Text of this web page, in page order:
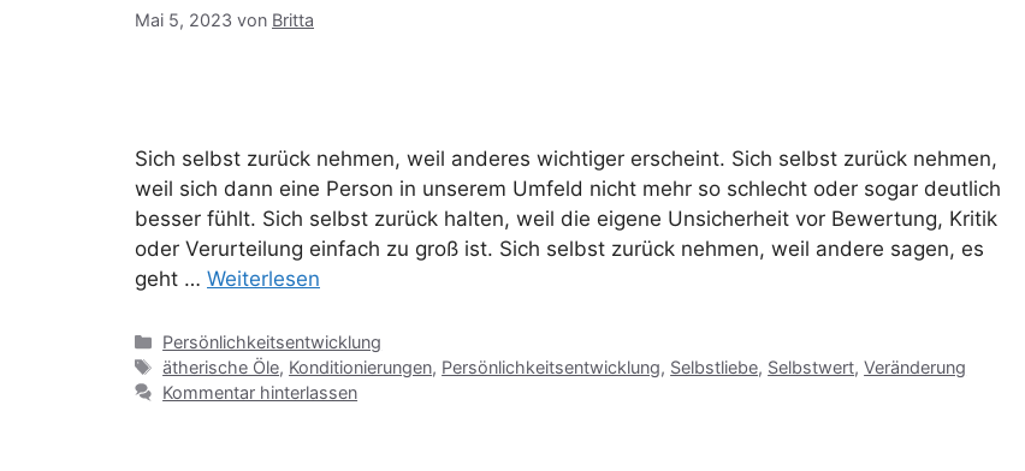
Mai 5, 2023 von Britta
Sich selbst zurück nehmen, weil anderes wichtiger erscheint. Sich selbst zurück nehmen,
weil sich dann eine Person in unserem Umfeld nicht mehr so schlecht oder sogar deutlich
besser fühlt. Sich selbst zurück halten, weil die eigene Unsicherheit vor Bewertung, Kritik
oder Verurteilung einfach zu groß ist. Sich selbst zurück nehmen, weil andere sagen, es
geht … Weiterlesen
Kategorien
Persönlichkeitsentwicklung
Schlagwörter
ätherische Öle, Konditionierungen, Persönlichkeitsentwicklung, Selbstliebe, Selbstwert,Veränderung
Kommentar hinterlassen